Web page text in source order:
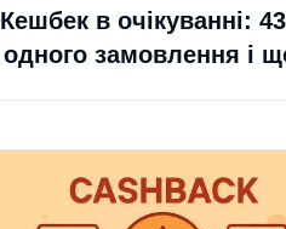
Кешбек в очікуванні:
одного замовлення і